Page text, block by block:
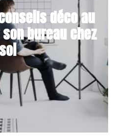
déco au
bureau chez
soi